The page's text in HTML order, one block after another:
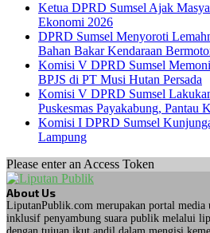
Ketua DPRD Sumsel Ajak
Ekonomi 2026
DPRD Sumsel Menyoroti
Bahan Bakar Kendaraan
Komisi V DPRD Sumsel
BPJS di PT Musi Hutan Persada
Komisi V DPRD Sumsel
Puskesmas Payakabung, Pantau
Komisi I DPRD Sumsel
Lampung
Please enter an Access Token
About Us
LiputanPublik.com merupakan portal media
inklusif penyambung suara publik melalui